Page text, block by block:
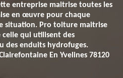
entreprise maitrise toutes les
en œuvre pour chaque
situation. Pro toiture maitrise
qui utilisent des
des enduits hydrofuges.
En Yvelines 78120